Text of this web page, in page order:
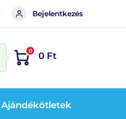
Bejelentkezés
0 0 Ft
Ajándékötletek